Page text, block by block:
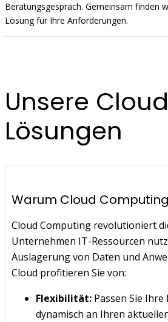
Beratungsgespräch. Gemeinsam finden
Lösung für Ihre Anforderungen.
Unsere Cloud
Lösungen
Warum Cloud
Cloud Computing revolutioniert
Unternehmen IT-Ressourcen
Auslagerung von Daten und
Cloud profitieren Sie von:
Flexibilität: Passen Sie
dynamisch an Ihren